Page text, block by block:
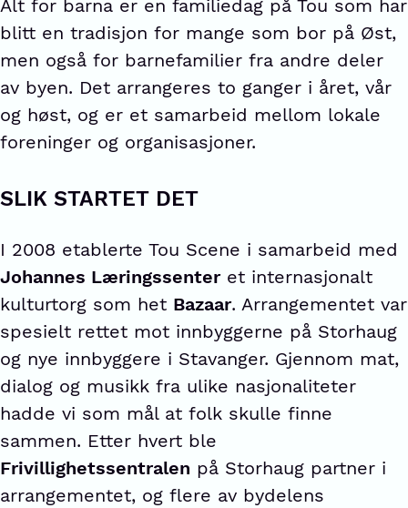
Alt for barna er en familiedag på Tou som har
blitt en tradisjon for mange som bor på Øst,
men også for barnefamilier fra andre deler
av byen. Det arrangeres to ganger i året, vår
og høst, og er et samarbeid mellom lokale
foreninger og organisasjoner.
SLIK STARTET DET
I 2008 etablerte Tou Scene i samarbeid med
Johannes Læringssenteret internasjonalt
kulturtorg som het Bazaar. Arrangementet var
spesielt rettet mot innbyggerne på Storhaug
og nye innbyggere i Stavanger. Gjennom mat,
dialog og musikk fra ulike nasjonaliteter
hadde vi som mål at folk skulle finne
sammen. Etter hvert ble
Frivillighetssentralen på Storhaug partner i
arrangementet, og flere av bydelens